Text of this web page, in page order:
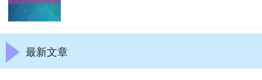
最新文章